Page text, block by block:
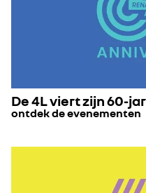
De 4L viert zijn 60-
ontdek de evenementen